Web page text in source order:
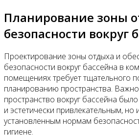
Планирование зоны
безопасности вокруг
Проектирование зоны отдыха и
безопасности вокруг бассейна в
помещениях требует тщательного
планированию пространства.
пространство вокруг бассейна
и эстетически привлекательным, но
установленным нормам
гигиене.